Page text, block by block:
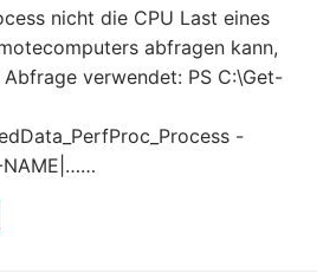
nicht die CPU Last eines
abfragen kann,
verwendet: PS C:\Get-
-
NAME|……